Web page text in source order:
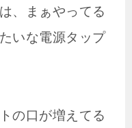
、まぁやってる
いな電源タップ
の口が増えてる